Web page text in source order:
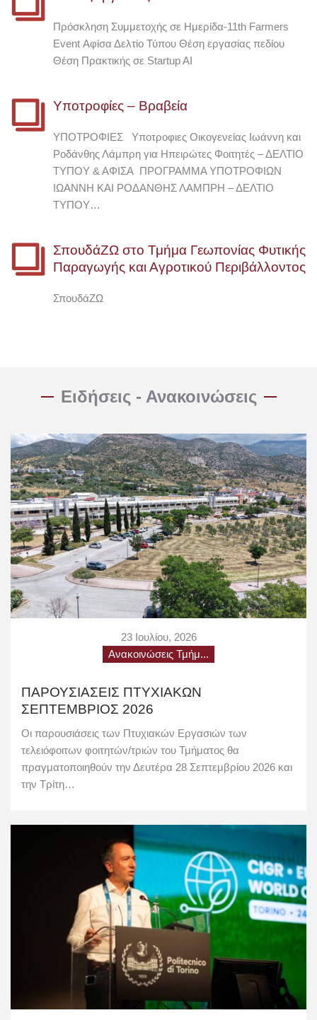
Πρόσκληση Συμμετοχής σε Ημερίδα-11th Farmers
Event Αφίσα Δελτίο Τύπου Θέση εργασίας πεδίου
Θέση Πρακτικής σε Startup AI
Υποτροφίες – Βραβεία
ΥΠΟΤΡΟΦΙΕΣ Υποτροφιες Οικογενείας Ιωάννη και
Ροδάνθης Λάμπρη για Ηπειρώτες Φοιτητές – ΔΕΛΤΙΟ
ΤΥΠΟΥ & ΑΦΙΣΑ ΠΡΟΓΡΑΜΜΑ ΥΠΟΤΡΟΦΙΩΝ
ΙΩΑΝΝΗ ΚΑΙ ΡΟΔΑΝΘΗΣ ΛΑΜΠΡΗ – ΔΕΛΤΙΟ
ΤΥΠΟΥ…
ΣπουδάΖΩ στο Τμήμα Γεωπονίας Φυτικής
Παραγωγής και Αγροτικού Περιβάλλοντος
ΣπουδάΖΩ
Ειδήσεις - Ανακοινώσεις
23 Ιουλίου, 2026
Ανακοινώσεις Τμήμ...
ΠΑΡΟΥΣΙΑΣΕΙΣ ΠΤΥΧΙΑΚΩΝ
ΣΕΠΤΕΜΒΡΙΟΣ 2026
Οι παρουσιάσεις των Πτυχιακών Εργασιών των
τελειόφοιτων φοιτητών/τριών του Τμήματος θα
πραγματοποιηθούν την Δευτέρα 28 Σεπτεμβρίου 2026 και
την Τρίτη…